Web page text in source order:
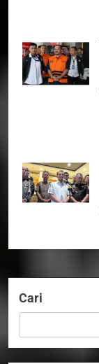
Cari